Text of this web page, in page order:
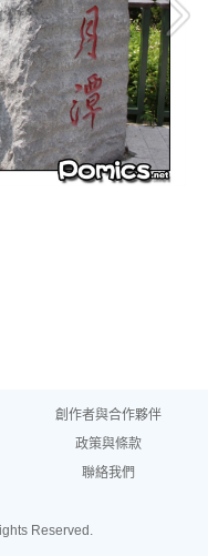
創作者與合作夥伴
政策與條款
聯絡我們
Reserved.